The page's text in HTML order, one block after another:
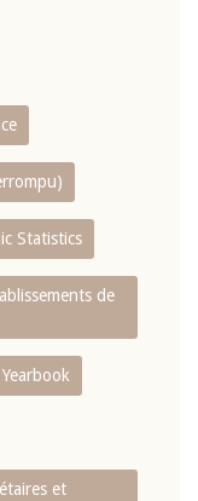
Statistics
de
et